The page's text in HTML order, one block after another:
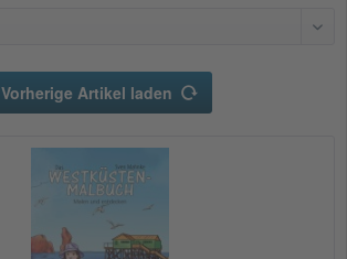
Vorherige Artikel laden